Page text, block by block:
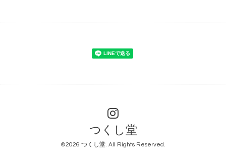
つくし堂
©2026 つくし堂. All Rights Reserved.